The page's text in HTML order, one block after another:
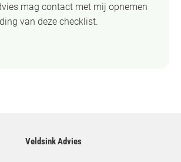
mag contact met mij opnemen
van deze checklist.
Veldsink Advies